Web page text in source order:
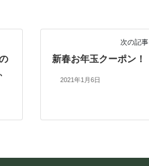
次の記事
新春お年玉クーポン！
2021年1月6日